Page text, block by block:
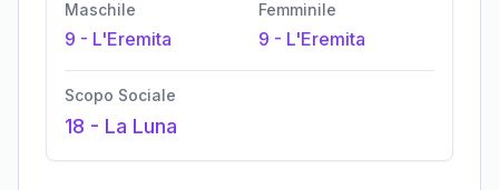
Maschile
9 - L'Eremita
Femminile
9 - L'Eremita
Scopo Sociale
18 - La Luna